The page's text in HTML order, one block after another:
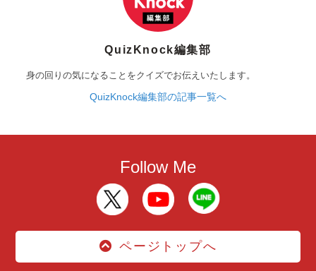
QuizKnock編集部
身の回りの気になることをクイズでお伝えいたします。
QuizKnock編集部の記事一覧へ
Follow Me
ページトップへ